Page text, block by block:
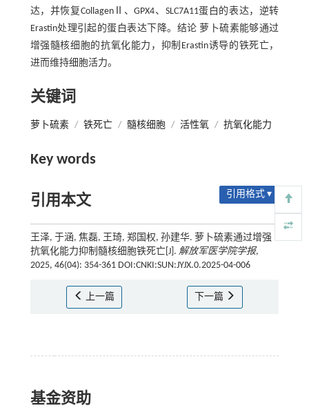
达，并恢复CollagenⅡ、GPX4、SLC7A11蛋白的表达，逆转
Erastin处理引起的蛋白表达下降。结论 萝卜硫素能够通过
增强髓核细胞的抗氧化能力，抑制Erastin诱导的铁死亡，
进而维持细胞活力。
关键词
萝卜硫素 / 铁死亡 / 髓核细胞 / 活性氧 / 抗氧化能力
Key words
引用本文 引用格式 ▾
王泽, 于涵, 焦磊, 王琦, 郑国权, 孙建华. 萝卜硫素通过增强
抗氧化能力抑制髓核细胞铁死亡[J]. 解放军医学院学报,
2025, 46(04): 354-361 DOI:CNKI:SUN:JYJX.0.2025-04-006
上一篇 下一篇
基金资助